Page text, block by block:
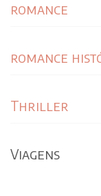
romance
romance
Thriller
Viagens